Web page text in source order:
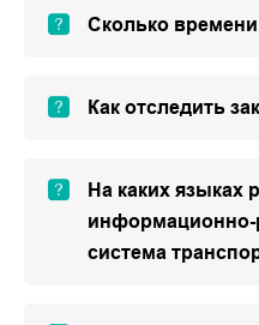
Сколько
Как отследить
На каких языках
информационно-
система